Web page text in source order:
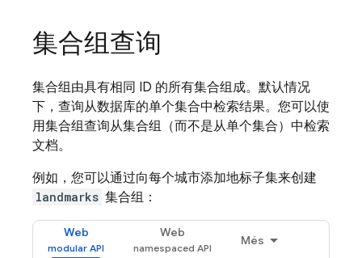
集合组查询
集合组由具有相同 ID 的所有集合组成。默认情况
下，查询从数据库的单个集合中检索结果。您可以使
用集合组查询从集合组（而不是从单个集合）中检索
文档。
例如，您可以通过向每个城市添加地标子集来创建
landmarks 集合组：
Web Web
Més